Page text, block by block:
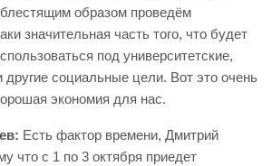
образом проведём
значительная часть того, что будет
под университетские,
другие социальные цели. Вот это очень
экономия для нас.
Есть фактор времени, Дмитрий
что с 1 по 3 октября приедет